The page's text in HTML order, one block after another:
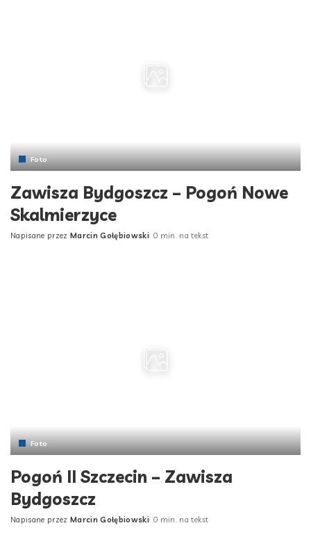
Foto
Zawisza Bydgoszcz – Pogoń Nowe
Skalmierzyce
Posted
Napisane przez Marcin Gołębiowski 0 min. na tekst
Foto
Pogoń II Szczecin – Zawisza
Bydgoszcz
Posted
Napisane przez Marcin Gołębiowski 0 min. na tekst